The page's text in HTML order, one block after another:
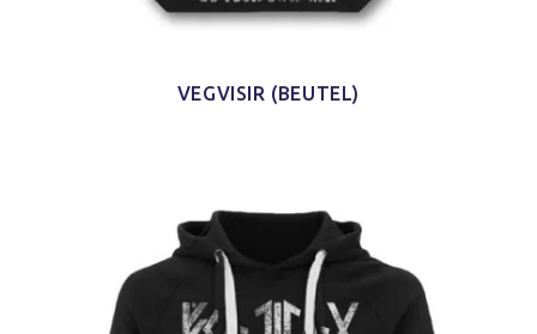
VEGVISIR (BEUTEL)